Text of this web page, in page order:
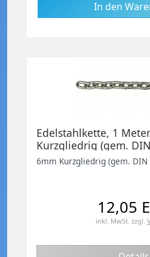
Edelstahlkette, 1
Kurzgliedrig (gem.
rostfrei
6mm Kurzgliedrig (gem. DIN
12,05
inkl. MwSt. zzgl.